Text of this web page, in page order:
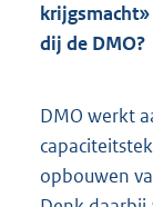
dij de DMO?
DMO werkt
opbouwen